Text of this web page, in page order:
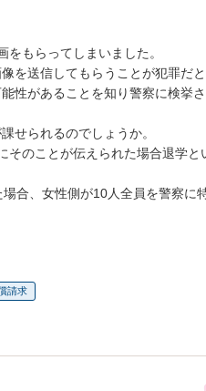
もらってしまいました。
を送信してもらうことが犯罪だ
性があることを知り警察に検挙
せられるのでしょうか。
のことが伝えられた場合退学と
合、女性側が10人全員を警察に
請求